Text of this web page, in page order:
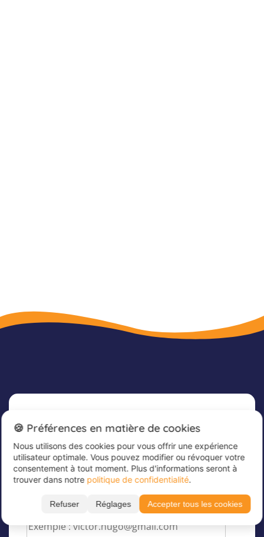
Newsletter
Inscrivez-vous dès maintenant à notre
newsletter afin de rester informé et de recevoir
nos dernières offres
Veuillez saisir votre adresse e-mail ici*
🍪 Préférences en matière de cookies
Nous utilisons des cookies pour vous offrir une expérience
utilisateur optimale. Vous pouvez modifier ou révoquer votre
consentement à tout moment. Plus d'informations seront à
trouver dans notre politique de confidentialité.
Refuser Réglages Accepter tous les cookies